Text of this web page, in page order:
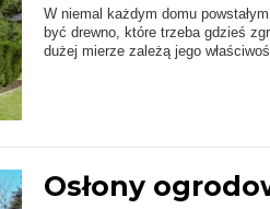
W niemal każdym domu
być drewno, które trzeba gdzieś
dużej mierze zależą jego
Osłony